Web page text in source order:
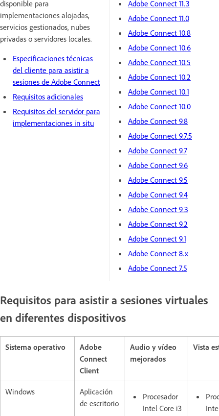
disponible para
implementaciones alojadas,
servicios gestionados, nubes
privadas o servidores locales.
Especificaciones técnicas
del cliente para asistir a
sesiones de Adobe Connect
Requisitos adicionales
Requisitos del servidor para
implementaciones in situ
Adobe Connect 11.3
Adobe Connect 11.0
Adobe Connect 10.8
Adobe Connect 10.6
Adobe Connect 10.5
Adobe Connect 10.2
Adobe Connect 10.1
Adobe Connect 10.0
Adobe Connect 9.8
Adobe Connect 9.7.5
Adobe Connect 9.7
Adobe Connect 9.6
Adobe Connect 9.5
Adobe Connect 9.4
Adobe Connect 9.3
Adobe Connect 9.2
Adobe Connect 9.1
Adobe Connect 8.x
Adobe Connect 7.5
Requisitos para asistir a sesiones virtuales
en diferentes dispositivos
Sistema operativo
Adobe
Connect
Client
Audio y vídeo
mejorados
Vista
Windows
Aplicación
de escritorio
Procesador
Intel Core i3